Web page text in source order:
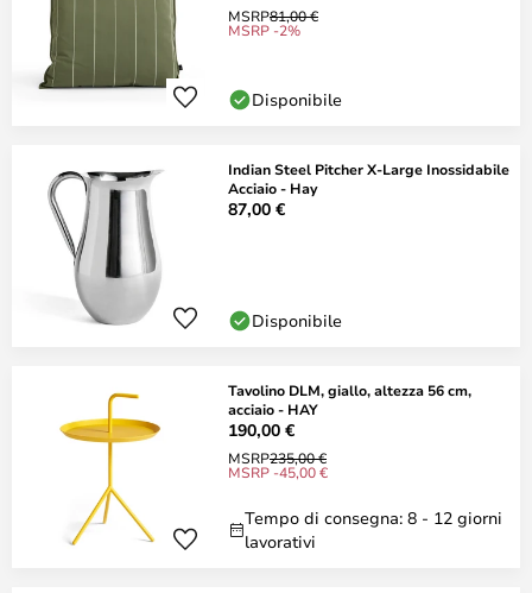
MSRP81,00 €
MSRP -2%
Disponibile
Indian Steel Pitcher X-Large Inossidabile
Acciaio - Hay
87,00 €
Disponibile
Tavolino DLM, giallo, altezza 56 cm,
acciaio - HAY
190,00 €
MSRP235,00 €
MSRP -45,00 €
Tempo di consegna: 8 - 12 giorni
lavorativi